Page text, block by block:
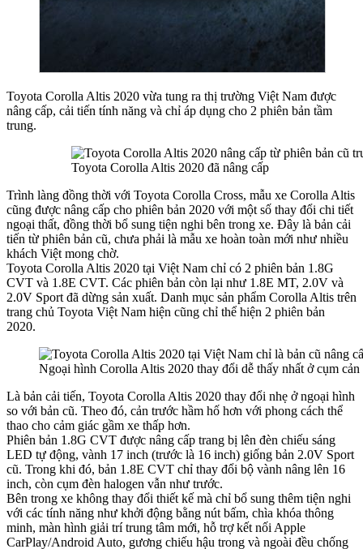
Toyota Corolla Altis 2020 vừa tung ra thị trường Việt Nam được
nâng cấp, cải tiến tính năng và chỉ áp dụng cho 2 phiên bản tầm
trung.
Toyota Corolla Altis 2020 đã nâng cấp
Trình làng đồng thời với Toyota Corolla Cross, mẫu xe Corolla Altis
cũng được nâng cấp cho phiên bản 2020 với một số thay đổi chi tiết
ngoại thất, đồng thời bổ sung tiện nghi bên trong xe. Đây là bản cải
tiến từ phiên bản cũ, chưa phải là mẫu xe hoàn toàn mới như nhiều
khách Việt mong chờ.
Toyota Corolla Altis 2020 tại Việt Nam chỉ có 2 phiên bản 1.8G
CVT và 1.8E CVT. Các phiên bản còn lại như 1.8E MT, 2.0V và
2.0V Sport đã dừng sản xuất. Danh mục sản phẩm Corolla Altis trên
trang chủ Toyota Việt Nam hiện cũng chỉ thể hiện 2 phiên bản
2020.
Ngoại hình Corolla Altis 2020 thay đổi dễ thấy nhất ở cụm
Là bản cải tiến, Toyota Corolla Altis 2020 thay đổi nhẹ ở ngoại hình
so với bản cũ. Theo đó, cản trước hầm hố hơn với phong cách thể
thao cho cảm giác gầm xe thấp hơn.
Phiên bản 1.8G CVT được nâng cấp trang bị lên đèn chiếu sáng
LED tự động, vành 17 inch (trước là 16 inch) giống bản 2.0V Sport
cũ. Trong khi đó, bản 1.8E CVT chỉ thay đổi bộ vành nâng lên 16
inch, còn cụm đèn halogen vẫn như trước.
Bên trong xe không thay đổi thiết kế mà chỉ bổ sung thêm tiện nghi
với các tính năng như khởi động bằng nút bấm, chìa khóa thông
minh, màn hình giải trí trung tâm mới, hỗ trợ kết nối Apple
CarPlay/Android Auto, gương chiếu hậu trong và ngoài đều chống